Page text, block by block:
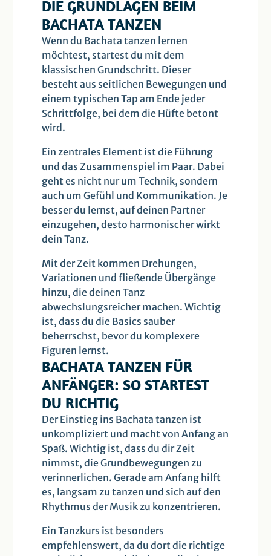
DIE GRUNDLAGEN BEIM
BACHATA TANZEN
Wenn du Bachata tanzen lernen
möchtest, startest du mit dem
klassischen Grundschritt. Dieser
besteht aus seitlichen Bewegungen und
einem typischen Tap am Ende jeder
Schrittfolge, bei dem die Hüfte betont
wird.
Ein zentrales Element ist die Führung
und das Zusammenspiel im Paar. Dabei
geht es nicht nur um Technik, sondern
auch um Gefühl und Kommunikation. Je
besser du lernst, auf deinen Partner
einzugehen, desto harmonischer wirkt
dein Tanz.
Mit der Zeit kommen Drehungen,
Variationen und fließende Übergänge
hinzu, die deinen Tanz
abwechslungsreicher machen. Wichtig
ist, dass du die Basics sauber
beherrschst, bevor du komplexere
Figuren lernst.
BACHATA TANZEN FÜR
ANFÄNGER: SO STARTEST
DU RICHTIG
Der Einstieg ins Bachata tanzen ist
unkompliziert und macht von Anfang an
Spaß. Wichtig ist, dass du dir Zeit
nimmst, die Grundbewegungen zu
verinnerlichen. Gerade am Anfang hilft
es, langsam zu tanzen und sich auf den
Rhythmus der Musik zu konzentrieren.
Ein Tanzkurs ist besonders
empfehlenswert, da du dort die richtige